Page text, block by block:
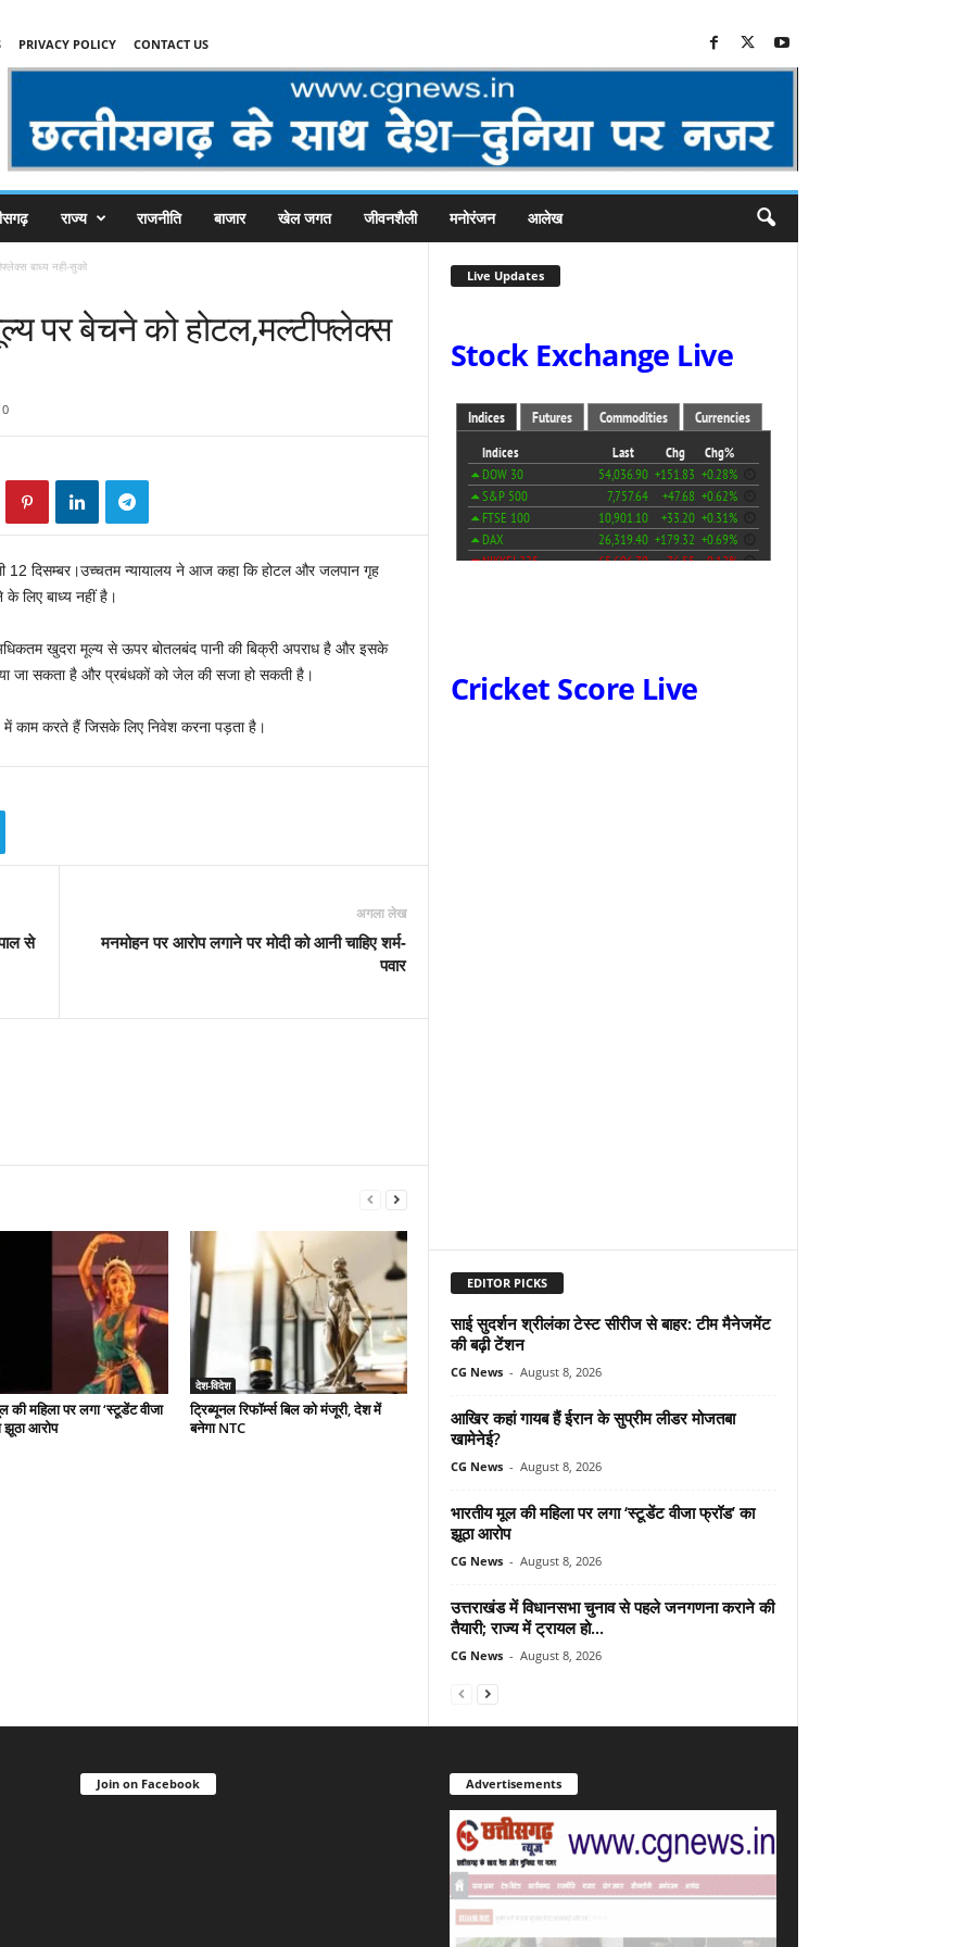
PRIVACY POLICY CONTACT US
राज्य राजनीति बाजार खेल जगत जीवनशैली मनोरंजन आलेख
बाध्य नही-सुको
पर बेचने को होटल,मल्टीफ्लेक्स
0
12 दिसम्बर।उच्चतम न्यायालय ने आज कहा कि होटल और जलपान गृह
लिए बाध्य नहीं है।
खुदरा मूल्‍य से ऊपर बोतलबंद पानी की बिक्री अपराध है और इसके
जा सकता है और प्रबंधकों को जेल की सजा हो सकती है।
में काम करते हैं जिसके लिए निवेश करना पड़ता है।
से
अगला लेख
मनमोहन पर आरोप लगाने पर मोदी को आनी चाहिए शर्म-
पवार
की महिला पर लगा ‘स्टूडेंट वीजा
झूठा आरोप
देश-विदेश
ट्रिब्यूनल रिफॉर्म्स बिल को मंजूरी, देश में
बनेगा NTC
Live Updates
Stock Exchange Live
Cricket Score Live
EDITOR PICKS
साई सुदर्शन श्रीलंका टेस्ट सीरीज से बाहर: टीम मैनेजमेंट
की बढ़ी टेंशन
CG News - August 8, 2026
आखिर कहां गायब हैं ईरान के सुप्रीम लीडर मोजतबा
खामेनेई?
CG News - August 8, 2026
भारतीय मूल की महिला पर लगा ‘स्टूडेंट वीजा फ्रॉड’ का
झूठा आरोप
CG News - August 8, 2026
उत्तराखंड में विधानसभा चुनाव से पहले जनगणना कराने की
तैयारी; राज्य में ट्रायल हो...
CG News - August 8, 2026
Join on Facebook Advertisements